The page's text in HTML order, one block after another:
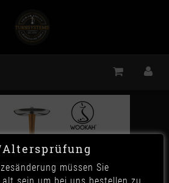
müssen Sie